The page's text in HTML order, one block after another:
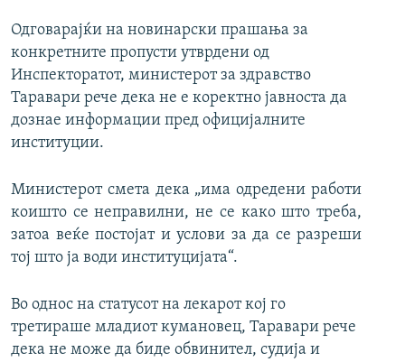
Одговарајќи на новинарски прашања за
конкретните пропусти утврдени од
Инспекторатот, министерот за здравство
Таравари рече дека не е коректно јавноста да
дознае информации пред официјалните
институции.
Министерот смета дека „има одредени работи
коишто се неправилни, не се како што треба,
затоа веќе постојат и услови за да се разреши
тој што ја води институцијата“.
Во однос на статусот на лекарот кој го
третираше младиот кумановец, Таравари рече
дека не може да биде обвинител, судија и